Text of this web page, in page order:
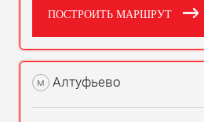
ПОСТРОИТЬ МАРШРУТ
м Алтуфьево